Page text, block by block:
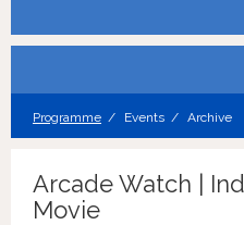
Programme Events Archive
Arcade Watch |
Movie